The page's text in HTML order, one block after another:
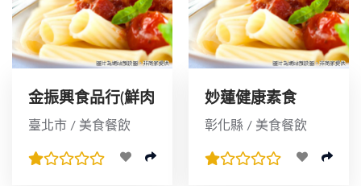
金振興食品行(鮮肉
湯圓)
臺北市 / 美食餐飲
妙蓮健康素食
彰化縣 / 美食餐飲